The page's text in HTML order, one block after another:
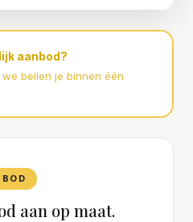
aanbod?
bellen je binnen één
aan op maat.